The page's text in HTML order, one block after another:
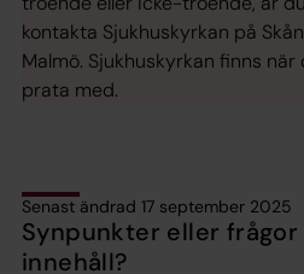
kontakta Sjukhuskyrkan på
Malmö. Sjukhuskyrkan finns
prata med.
Senast ändrad 17 september 2025
Synpunkter eller frågor
innehåll?